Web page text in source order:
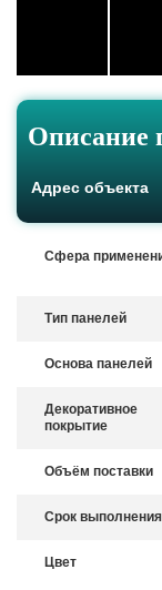
Описание
Адрес объекта
Сфера
Тип панелей
Основа панелей
Декоративное
покрытие
Объём поставки
Срок выполнения
Цвет